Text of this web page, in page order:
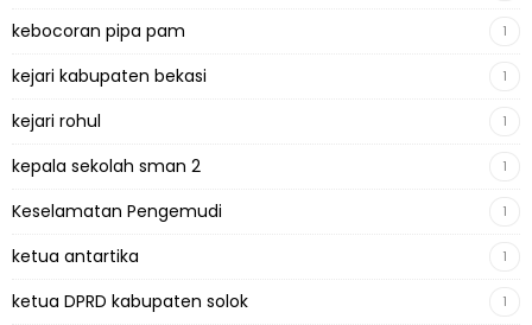
kebocoran pipa pam 1
kejari kabupaten bekasi 1
kejari rohul 1
kepala sekolah sman 2 1
Keselamatan Pengemudi 1
ketua antartika 1
ketua DPRD kabupaten solok 1